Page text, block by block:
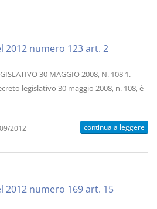
2012 numero 123 art. 2
30 MAGGIO 2008, N. 108 1.
legislativo 30 maggio 2008, n. 108, è
2012 continua a leggere
2012 numero 169 art. 15